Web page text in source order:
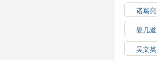
诸葛亮
晏几道
吴文英